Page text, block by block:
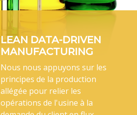
LEAN DATA-DRIVEN
MANUFACTURING
Nous nous appuyons sur les
principes de la production
allégée pour relier les
opérations de l'usine à la